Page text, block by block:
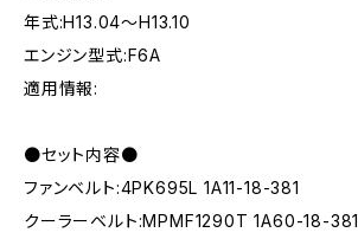
年式:H13.04～H13.10
エンジン型式:F6A
適用情報:
●セット内容●
ファンベルト:4PK695L 1A11-18-381
クーラーベルト:MPMF1290T 1A60-18-381